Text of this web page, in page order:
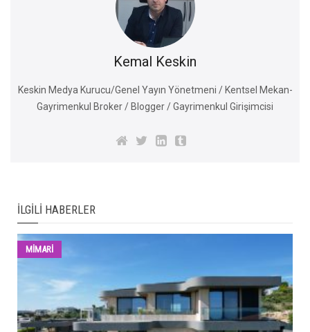
Kemal Keskin
Keskin Medya Kurucu/Genel Yayın Yönetmeni / Kentsel Mekan-
Gayrimenkul Broker / Blogger / Gayrimenkul Girişimcisi
İLGILI HABERLER
MİMARİ